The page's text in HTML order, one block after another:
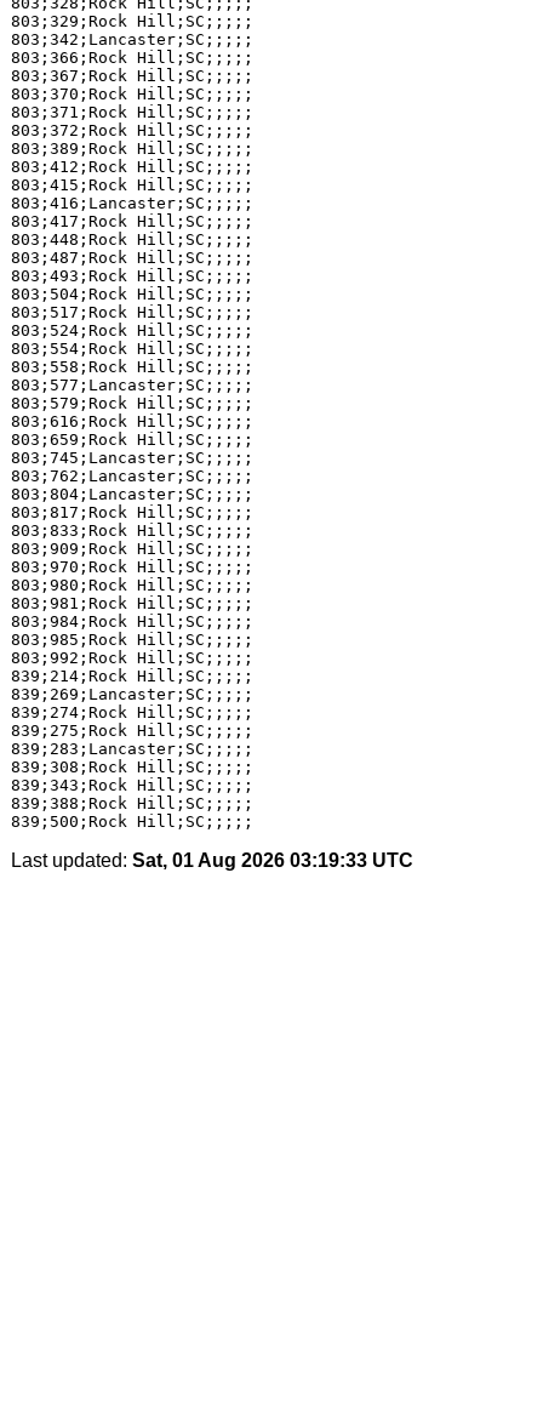
803;329;Rock Hill;SC;;;;;
803;342;Lancaster;SC;;;;;
803;366;Rock Hill;SC;;;;;
803;367;Rock Hill;SC;;;;;
803;370;Rock Hill;SC;;;;;
803;371;Rock Hill;SC;;;;;
803;372;Rock Hill;SC;;;;;
803;389;Rock Hill;SC;;;;;
803;412;Rock Hill;SC;;;;;
803;415;Rock Hill;SC;;;;;
803;416;Lancaster;SC;;;;;
803;417;Rock Hill;SC;;;;;
803;448;Rock Hill;SC;;;;;
803;487;Rock Hill;SC;;;;;
803;493;Rock Hill;SC;;;;;
803;504;Rock Hill;SC;;;;;
803;517;Rock Hill;SC;;;;;
803;524;Rock Hill;SC;;;;;
803;554;Rock Hill;SC;;;;;
803;558;Rock Hill;SC;;;;;
803;577;Lancaster;SC;;;;;
803;579;Rock Hill;SC;;;;;
803;616;Rock Hill;SC;;;;;
803;659;Rock Hill;SC;;;;;
803;745;Lancaster;SC;;;;;
803;762;Lancaster;SC;;;;;
803;804;Lancaster;SC;;;;;
803;817;Rock Hill;SC;;;;;
803;833;Rock Hill;SC;;;;;
803;909;Rock Hill;SC;;;;;
803;970;Rock Hill;SC;;;;;
803;980;Rock Hill;SC;;;;;
803;981;Rock Hill;SC;;;;;
803;984;Rock Hill;SC;;;;;
803;985;Rock Hill;SC;;;;;
803;992;Rock Hill;SC;;;;;
839;214;Rock Hill;SC;;;;;
839;269;Lancaster;SC;;;;;
839;274;Rock Hill;SC;;;;;
839;275;Rock Hill;SC;;;;;
839;283;Lancaster;SC;;;;;
839;308;Rock Hill;SC;;;;;
839;343;Rock Hill;SC;;;;;
839;388;Rock Hill;SC;;;;;
Last updated: Sat, 01 Aug 2026 03:19:33 UTC